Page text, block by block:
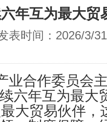
年互为最大贸
表时间：2026/3/
业合作委员会
六年互为最大
大贸易伙伴，